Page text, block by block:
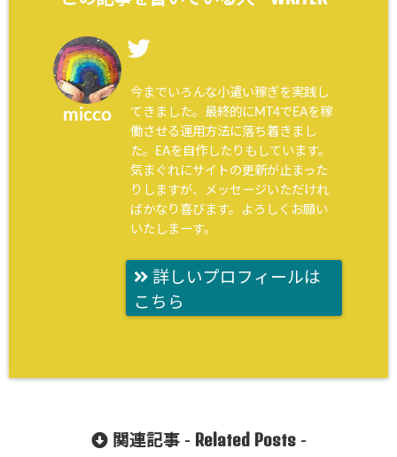
micco
今までいろんな小遣い稼ぎを実践し
てきました。最終的にMT4でEAを稼
働させる運用方法に落ち着きまし
た。EAを自作したりもしています。
気まぐれにサイトの更新が止まった
りしますが、メッセージいただけれ
ばかなり喜びます。よろしくお願い
いたしまーす。
詳しいプロフィールは
こちら
関連記事 - Related Posts-